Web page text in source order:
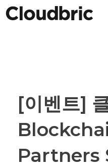
[이벤트]
Partners